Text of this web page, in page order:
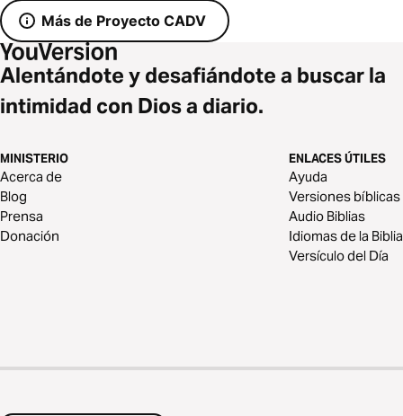
Más de Proyecto CADV
Alentándote y desafiándote a buscar la
intimidad con Dios a diario.
MINISTERIO
Acerca de
Blog
Prensa
Donación
ENLACES ÚTILES
Ayuda
Versiones bíblicas
Audio Biblias
Idiomas de la Biblia
Versículo del Día